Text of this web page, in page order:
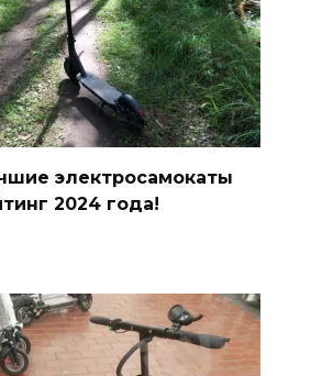
электросамокаты
2024 года!